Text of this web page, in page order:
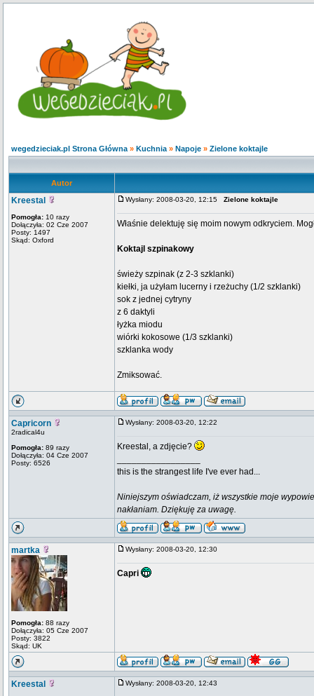
wegedzieciak.pl Strona Główna » Kuchnia » Napoje » Zielone koktajle
Autor
Kreestal
Pomogła: 10 razy
Dołączyła: 02 Cze 2007
Posty: 1497
Skąd: Oxford
Wysłany: 2008-03-20, 12:15 Zielone koktajle
Właśnie delektuję się moim nowym odkryciem.
Koktajl szpinakowy
świeży szpinak (z 2-3 szklanki)
kiełki, ja użyłam lucerny i rzeżuchy (1/2 szklanki)
sok z jednej cytryny
z 6 daktyli
łyżka miodu
wiórki kokosowe (1/3 szklanki)
szklanka wody
Zmiksować.
Capricorn
2radical4u
Pomogła: 89 razy
Dołączyła: 04 Cze 2007
Posty: 6526
Wysłany: 2008-03-20, 12:22
Kreestal, a zdjęcie?
this is the strangest life I've ever had...
Niniejszym oświadczam, iż wszystkie moje
nakłaniam. Dziękuję za uwagę.
martka
Pomogła: 88 razy
Dołączyła: 05 Cze 2007
Posty: 3822
Skąd: UK
Wysłany: 2008-03-20, 12:30
Capri
Kreestal Wysłany: 2008-03-20, 12:43